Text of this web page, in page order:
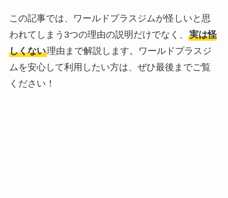
この記事では、ワールドプラスジムが怪しいと思
われてしまう3つの理由の説明だけでなく、 実は怪
しくない理由まで解説します。ワールドプラスジ
ムを安心して利用したい方は、ぜひ最後までご覧
ください！